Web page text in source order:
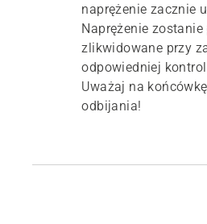
naprężenie zacznie
Naprężenie zostanie
zlikwidowane przy
odpowiedniej
Uważaj na
odbijania!